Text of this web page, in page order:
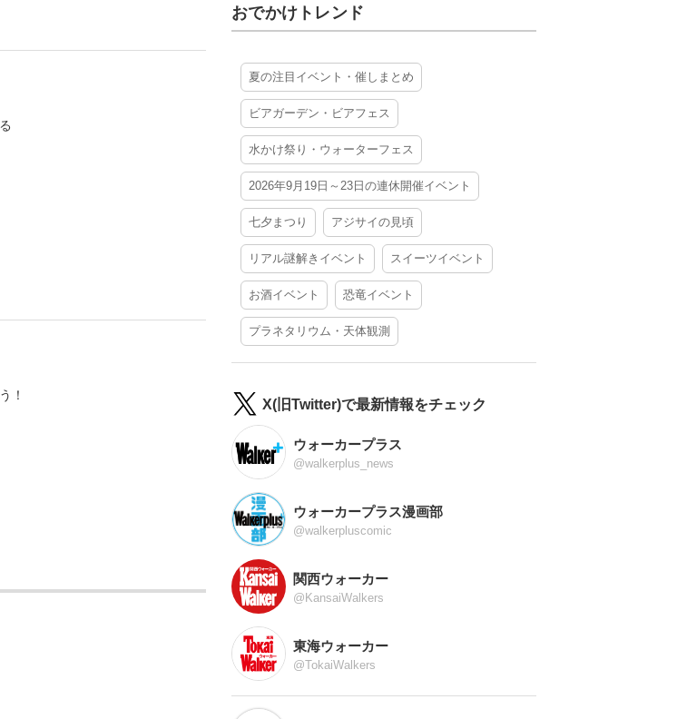
！
おでかけトレンド
夏の注目イベント・催しまとめ
ビアガーデン・ビアフェス
水かけ祭り・ウォーターフェス
2026年9月19日～23日の連休開催イベント
七夕まつり アジサイの見頃
リアル謎解きイベント スイーツイベント
お酒イベント 恐竜イベント
プラネタリウム・天体観測
X(旧Twitter)で最新情報をチェック
ウォーカープラス
@walkerplus_news
ウォーカープラス漫画部
@walkerpluscomic
関西ウォーカー
@KansaiWalkers
東海ウォーカー
@TokaiWalkers